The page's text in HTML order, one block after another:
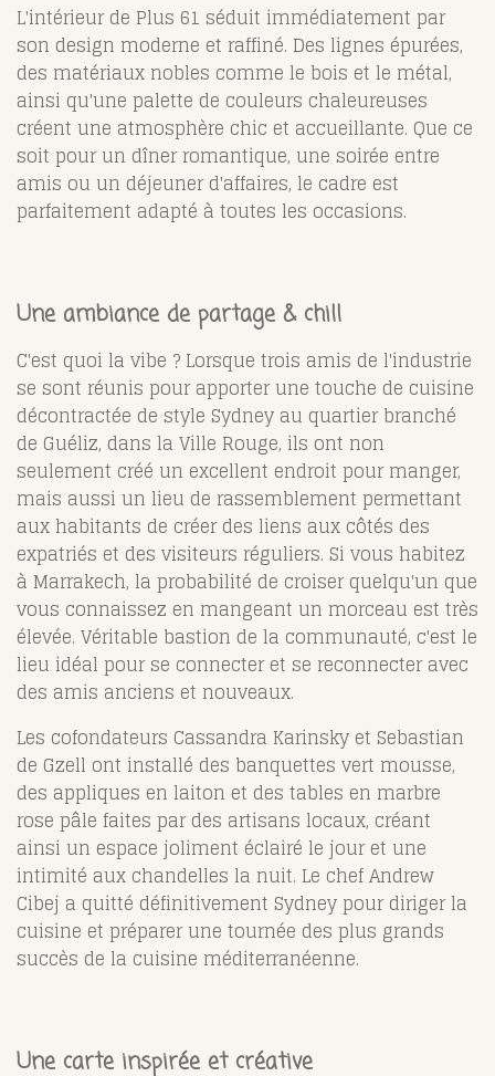
L'intérieur de Plus 61 séduit immédiatement par
son design moderne et raffiné. Des lignes épurées,
des matériaux nobles comme le bois et le métal,
ainsi qu'une palette de couleurs chaleureuses
créent une atmosphère chic et accueillante. Que ce
soit pour un dîner romantique, une soirée entre
amis ou un déjeuner d'affaires, le cadre est
parfaitement adapté à toutes les occasions.
Une ambiance de partage & chill
C'est quoi la vibe ? Lorsque trois amis de l'industrie
se sont réunis pour apporter une touche de cuisine
décontractée de style Sydney au quartier branché
de Guéliz, dans la Ville Rouge, ils ont non
seulement créé un excellent endroit pour manger,
mais aussi un lieu de rassemblement permettant
aux habitants de créer des liens aux côtés des
expatriés et des visiteurs réguliers. Si vous habitez
à Marrakech, la probabilité de croiser quelqu'un que
vous connaissez en mangeant un morceau est très
élevée. Véritable bastion de la communauté, c'est le
lieu idéal pour se connecter et se reconnecter avec
des amis anciens et nouveaux.
Les cofondateurs Cassandra Karinsky et Sebastian
de Gzell ont installé des banquettes vert mousse,
des appliques en laiton et des tables en marbre
rose pâle faites par des artisans locaux, créant
ainsi un espace joliment éclairé le jour et une
intimité aux chandelles la nuit. Le chef Andrew
Cibej a quitté définitivement Sydney pour diriger la
cuisine et préparer une tournée des plus grands
succès de la cuisine méditerranéenne.
Une carte inspirée et créative